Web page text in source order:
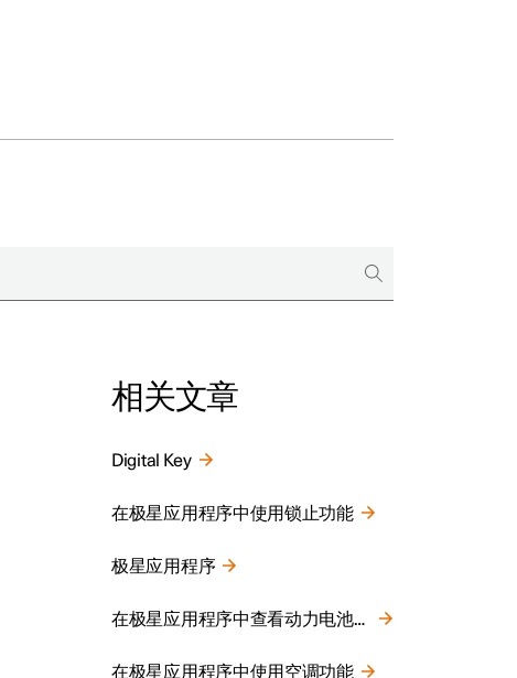
相关文章
Digital Key
在极星应用程序中使用锁止功能
极星应用程序
在极星应用程序中查看动力电池电量和续航里程
在极星应用程序中使用空调功能